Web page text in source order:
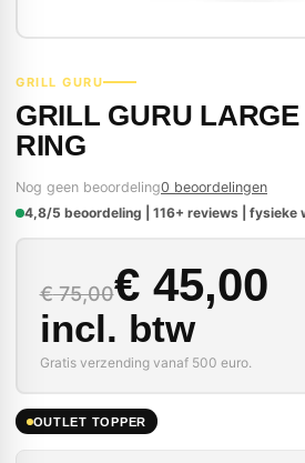
GRILL GURU
GRILL GURU
RING
Nog geen beoordeling0 beoordelingen
4,8/5 beoordeling | 116+ reviews | fysieke
€75,00€45,00
Huidige
incl. btw
Gratis verzending vanaf 500 euro.
OUTLET TOPPER